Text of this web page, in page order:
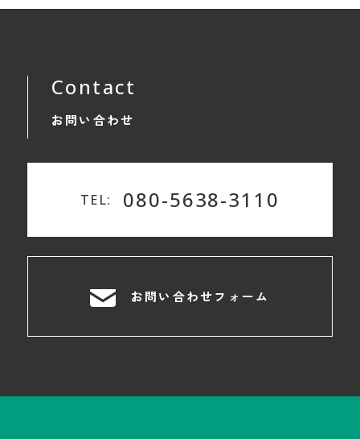
Contact
お問い合わせ
TEL: 080-5638-3110
お問い合わせフォーム